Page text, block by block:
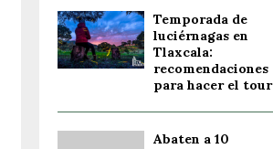
Temporada de
luciérnagas en
Tlaxcala:
recomendaciones
para hacer el tour
Abaten a 10